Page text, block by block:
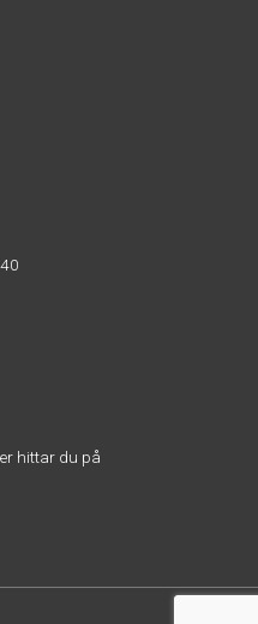
hittar du på